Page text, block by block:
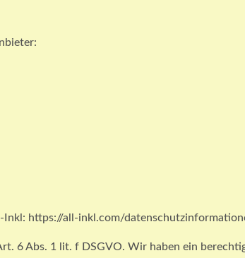
Inkl: https://all-inkl.com/
6 Abs. 1 lit. f DSGVO. Wir haben ein